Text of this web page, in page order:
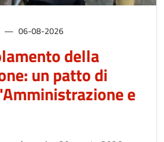
06-08-2026
della
un patto di
e